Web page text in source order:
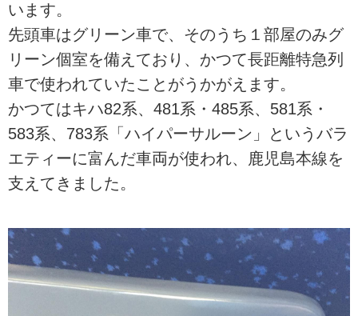
います。
先頭車はグリーン車で、そのうち１部屋のみグ
リーン個室を備えており、かつて長距離特急列
車で使われていたことがうかがえます。
かつてはキハ82系、481系・485系、581系・
583系、783系「ハイパーサルーン」というバラ
エティーに富んだ車両が使われ、鹿児島本線を
支えてきました。